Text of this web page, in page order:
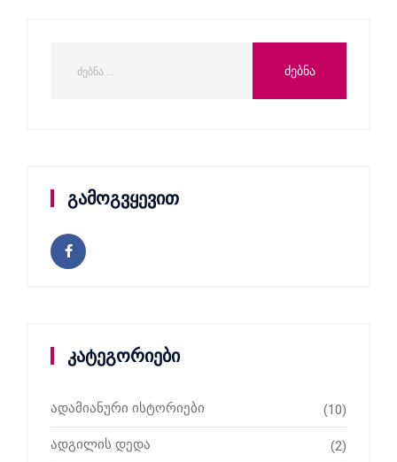
გამოგვყევით
კატეგორიები
ადამიანური ისტორიები (10)
ადგილის დედა (2)